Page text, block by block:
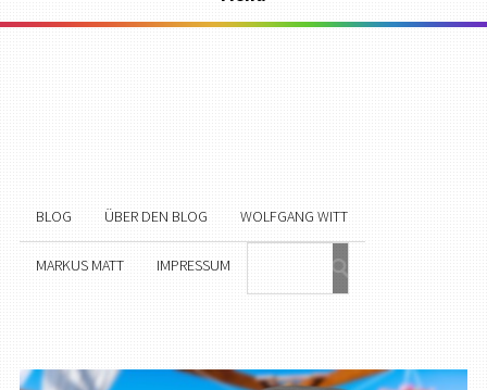
BLOG ÜBER DEN BLOG WOLFGANG WITT
MARKUS MATT IMPRESSUM